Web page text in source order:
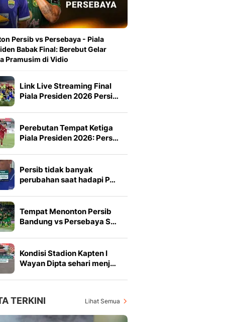
Persib vs Persebaya - Piala
Babak Final: Berebut Gelar
Pramusim di Vidio
Link Live Streaming Final
Piala Presiden 2026 Persi…
Perebutan Tempat Ketiga
Piala Presiden 2026: Pers…
Persib tidak banyak
perubahan saat hadapi P…
Tempat Menonton Persib
Bandung vs Persebaya S…
Kondisi Stadion Kapten I
Wayan Dipta sehari menj…
TERKINI Lihat Semua